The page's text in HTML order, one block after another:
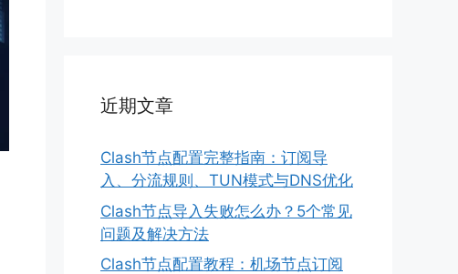
近期文章
Clash节点配置完整指南：订阅导
入、分流规则、TUN模式与DNS优化
Clash节点导入失败怎么办？5个常见
问题及解决方法
Clash节点配置教程：机场节点订阅